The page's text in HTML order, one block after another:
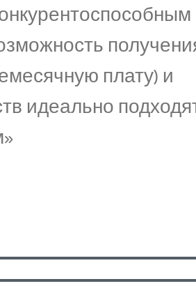
плату) и
идеально